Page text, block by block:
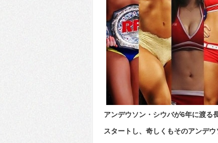
アンデウソン・シウバが6年に渡る
スタートし、奇しくもそのアンデ